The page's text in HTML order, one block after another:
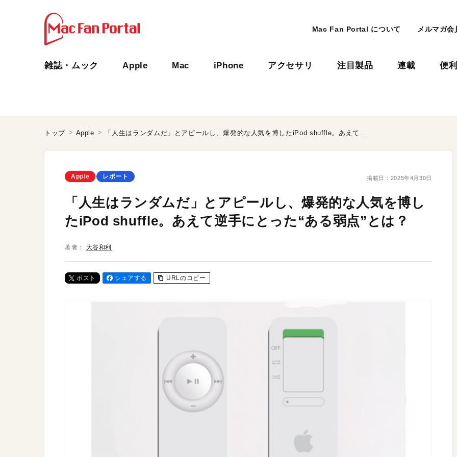
Mac Fan Portal について メルマガ会
雑誌・ムック Apple Mac iPhone アクセサリ 注目製品 連載 便
トップ Apple 「人生はランダムだ」とアピールし、爆発的な人気を博したiPod shuffle。あえて逆手にとった“ある弱点”とは？
Apple レポート 掲載日： 2025年4月30日
「人生はランダムだ」とアピールし、爆発的な人気を博し
たiPod shuffle。あえて逆手にとった“ある弱点”とは？
著者： 大谷和利
ポスト シェアする URLのコピー